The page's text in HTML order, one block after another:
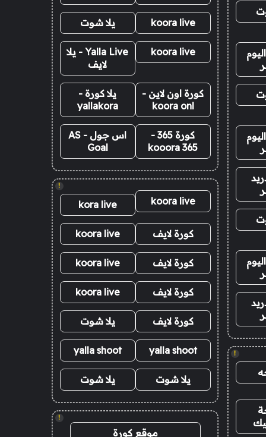
!
koora live يلا شوت
koora live
Yalla Live - يلا
لايف
كورة اون لاين -
koora onl
يلا كورة -
yallakora
كورة 365 -
kooora 365
اس جول - AS
Goal
!
koora live
kora live
كورة لايف koora live
كورة لايف koora live
كورة لايف koora live
كورة لايف يلا شوت
yalla shoot
yalla shoot
يلا شوت يلا شوت
!
موقع كورة